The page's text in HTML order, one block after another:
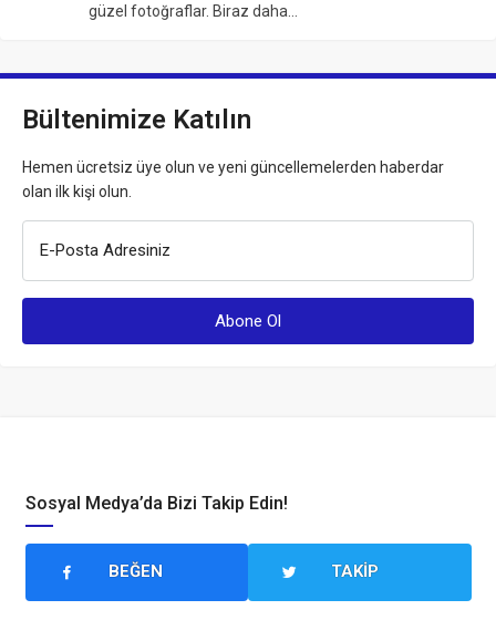
güzel fotoğraflar. Biraz daha…
Bültenimize Katılın
Hemen ücretsiz üye olun ve yeni güncellemelerden haberdar
olan ilk kişi olun.
E-Posta Adresiniz
Sosyal Medya’da Bizi Takip Edin!
BEĞEN TAKIP